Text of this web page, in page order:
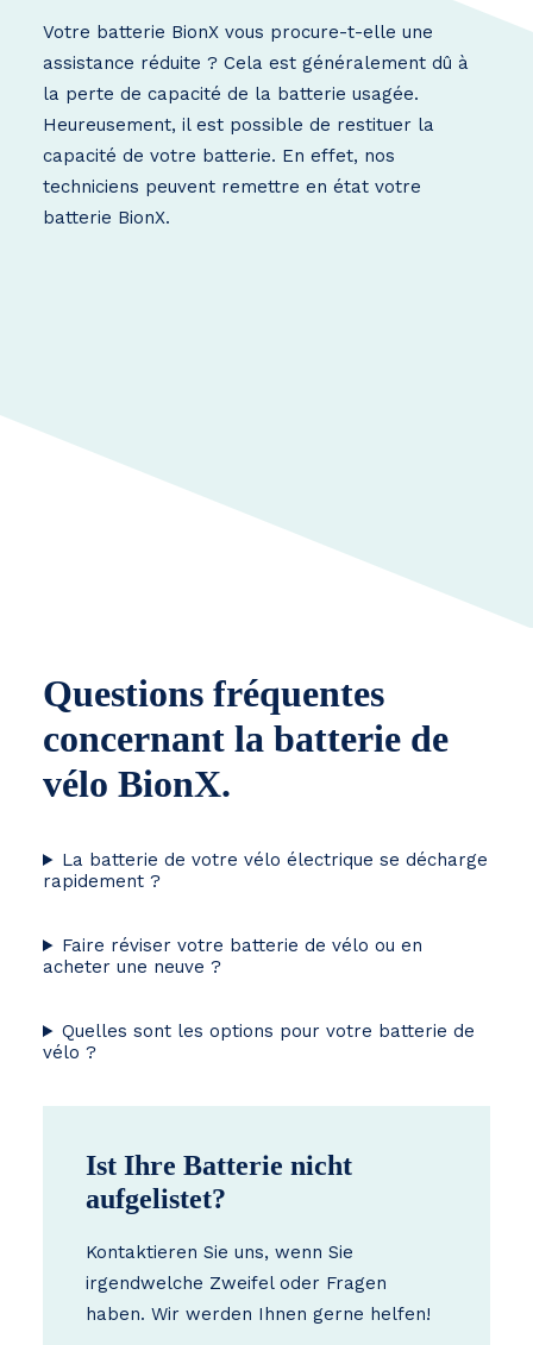
Votre batterie BionX vous procure-t-elle une
assistance réduite ? Cela est généralement dû à
la perte de capacité de la batterie usagée.
Heureusement, il est possible de restituer la
capacité de votre batterie. En effet, nos
techniciens peuvent remettre en état votre
batterie BionX.
Questions fréquentes
concernant la batterie de
vélo BionX.
La batterie de votre vélo électrique se décharge
rapidement ?
Faire réviser votre batterie de vélo ou en
acheter une neuve ?
Quelles sont les options pour votre batterie de
vélo ?
Ist Ihre Batterie nicht
aufgelistet?
Kontaktieren Sie uns, wenn Sie
irgendwelche Zweifel oder Fragen
haben. Wir werden Ihnen gerne helfen!